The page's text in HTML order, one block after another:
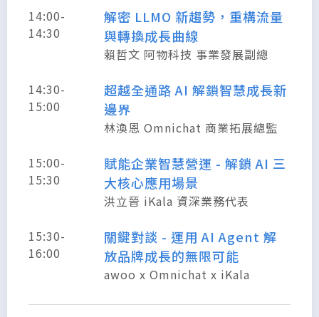
14:00-
14:30
解密 LLMO 新趨勢，重構流量
與轉換成長曲線
賴哲文 阿物科技 事業發展副總
14:30-
15:00
超越全通路 AI 解鎖智慧成長新
邊界
林渙恩 Omnichat 商業拓展總監
15:00-
15:30
賦能企業智慧營運 - 解鎖 AI 三
大核心應用場景
洪立晉 iKala 資深業務代表
15:30-
16:00
關鍵對談 - 運用 AI Agent 解
放品牌成長的無限可能
awoo x Omnichat x iKala